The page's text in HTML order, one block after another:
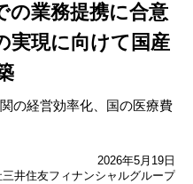
の業務提携に合意
実現に向けて 国産
の経営効率化、国の医療費
2026年5月19日
井住友フィナンシャルグループ